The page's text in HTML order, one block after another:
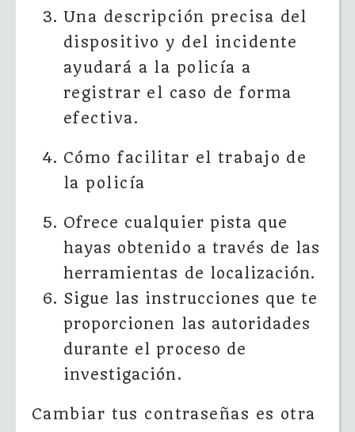
Una descripción precisa del
dispositivo y del incidente
ayudará a la policía a
registrar el caso de forma
efectiva.
Cómo facilitar el trabajo de
la policía
Ofrece cualquier pista que
hayas obtenido a través de las
herramientas de localización.
Sigue las instrucciones que te
proporcionen las autoridades
durante el proceso de
investigación.
Cambiar tus contraseñas es otra